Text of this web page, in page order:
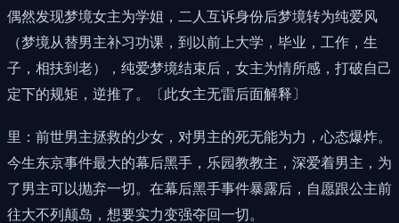
偶然发现梦境女主为学姐，二人互诉身份后梦境转为纯爱风
（梦境从替男主补习功课，到以前上大学，毕业，工作，生
子，相扶到老），纯爱梦境结束后，女主为情所感，打破自己
定下的规矩，逆推了。〔此女主无雷后面解释〕
里：前世男主拯救的少女，对男主的死无能为力，心态爆炸。
今生东京事件最大的幕后黑手，乐园教教主，深爱着男主，为
了男主可以抛弃一切。在幕后黑手事件暴露后，自愿跟公主前
往大不列颠岛，想要实力变强夺回一切。